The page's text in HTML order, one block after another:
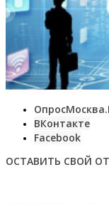
ВКонтакте
Facebook
ОСТАВИТЬ СВОЙ